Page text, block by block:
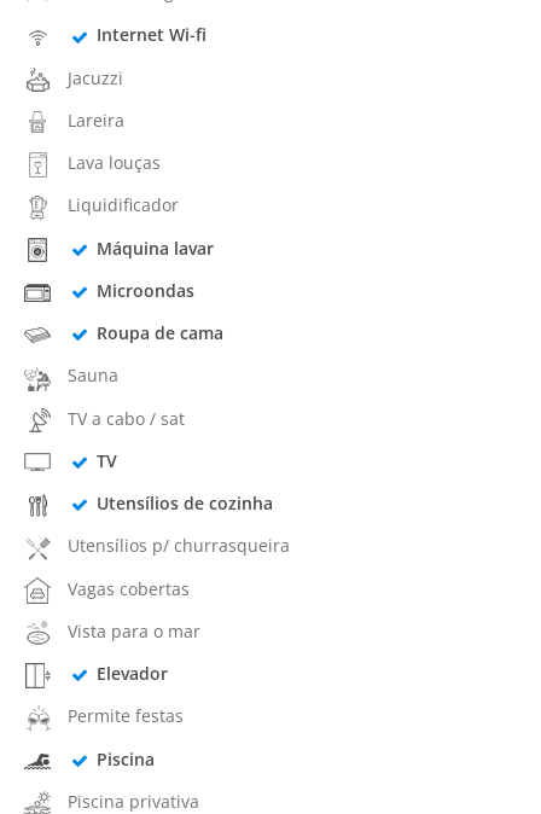
Internet Wi-fi
Jacuzzi
Lareira
Lava louças
Liquidificador
Máquina lavar
Microondas
Roupa de cama
Sauna
TV a cabo / sat
TV
Utensílios de cozinha
Utensílios p/ churrasqueira
Vagas cobertas
Vista para o mar
Elevador
Permite festas
Piscina
Piscina privativa